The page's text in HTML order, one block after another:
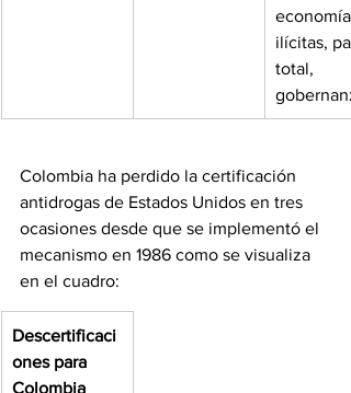
ilícitas,
total,
Colombia ha perdido la certificación
antidrogas de Estados Unidos en tres
ocasiones desde que se implementó el
mecanismo en 1986 como se visualiza
en el cuadro:
Descertificaci
ones para
Colombia